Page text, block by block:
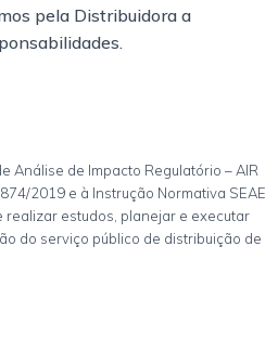
pela Distribuidora a
Análise de Impacto Regulatório – AIR
2019 e à Instrução Normativa SEAE
realizar estudos, planejar e executar
do serviço público de distribuição de